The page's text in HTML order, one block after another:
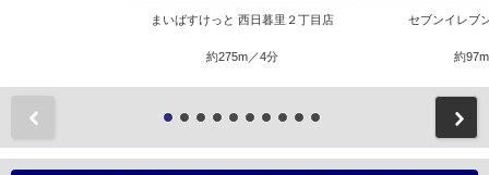
まいばすけっと 西日暮里２丁目店
約275m／4分
セブンイレブ
約